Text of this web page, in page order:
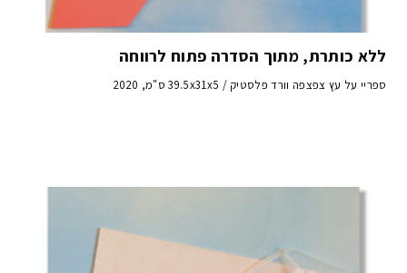
ללא כותרת, מתוך הסדרה פתוח לרווחה
ספריי על עץ צפצפה וורד פלסטיק / 39.5x31x5 ס"מ, 2020